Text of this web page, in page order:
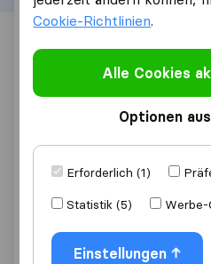
E-Mail-Adresse
Telefon
Austria
+43
Cookie-Richtlinien.
Alle Cookies
Optionen
Erforderlich (1)
Statistik (5)
Werbe-
Einstellungen